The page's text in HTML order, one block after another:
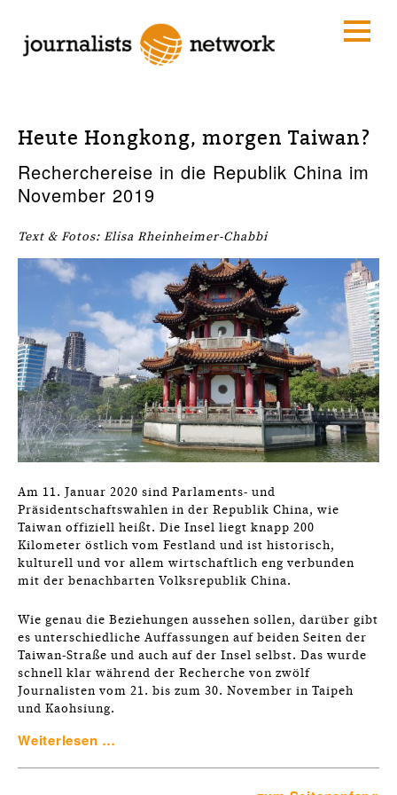
Heute Hongkong, morgen Taiwan?
Recherchereise in die Republik China im
November 2019
Text & Fotos: Elisa Rheinheimer-Chabbi
Am 11. Januar 2020 sind Parlaments- und
Präsidentschaftswahlen in der Republik China, wie
Taiwan offiziell heißt. Die Insel liegt knapp 200
Kilometer östlich vom Festland und ist historisch,
kulturell und vor allem wirtschaftlich eng verbunden
mit der benachbarten Volksrepublik China.
Wie genau die Beziehungen aussehen sollen, darüber gibt
es unterschiedliche Auffassungen auf beiden Seiten der
Taiwan-Straße und auch auf der Insel selbst. Das wurde
schnell klar während der Recherche von zwölf
Journalisten vom 21. bis zum 30. November in Taipeh
und Kaohsiung.
Weiterlesen …